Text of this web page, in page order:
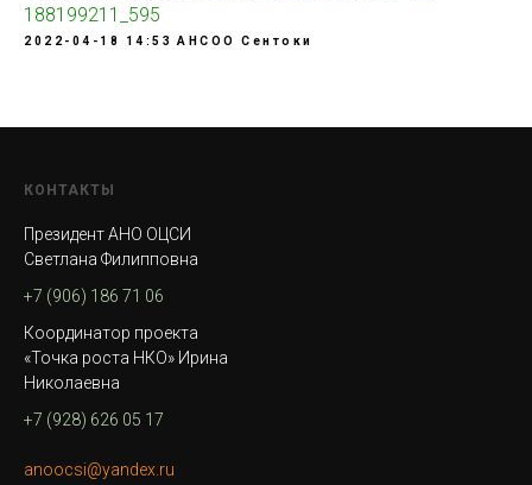
188199211_595
2022-04-18 14:53 АНСОО Сентоки
КОНТАКТЫ
Президент АНО ОЦСИ
Светлана Филипповна
+7 (906) 186 71 06
Координатор проекта
«Точка роста НКО» Ирина
Николаевна
+7 (928) 626 05 17
anoocsi@yandex.ru